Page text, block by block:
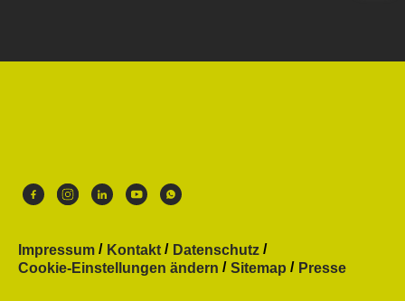
Impressum Kontakt
Datenschutz
Cookie-Einstellungen ändern
Sitemap Presse